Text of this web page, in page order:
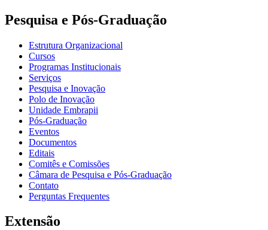
Pesquisa e Pós-Graduação
Estrutura Organizacional
Cursos
Programas Institucionais
Serviços
Pesquisa e Inovação
Polo de Inovação
Unidade Embrapii
Pós-Graduação
Eventos
Documentos
Editais
Comitês e Comissões
Câmara de Pesquisa e Pós-Graduação
Contato
Perguntas Frequentes
Extensão